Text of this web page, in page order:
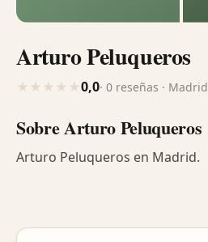
Arturo Peluqueros
★ ★ ★ ★ ★0,0· 0 reseñas · Madrid
Sobre Arturo Peluqueros
Arturo Peluqueros en Madrid.